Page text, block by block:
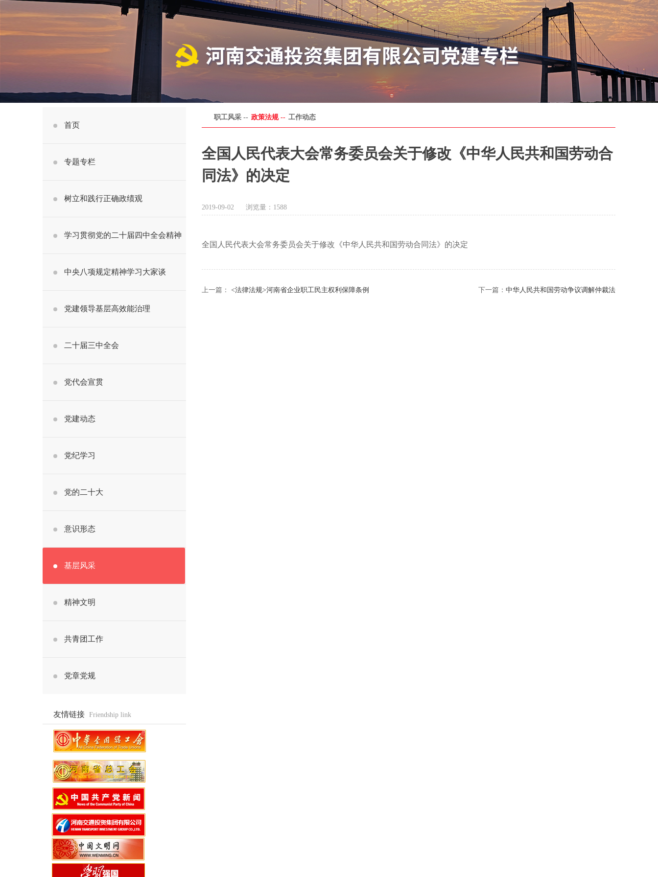
首页
专题专栏
树立和践行正确政绩观
学习贯彻党的二十届四中全会精神
中央八项规定精神学习大家谈
党建领导基层高效能治理
二十届三中全会
党代会宣贯
党建动态
党纪学习
党的二十大
意识形态
基层风采
精神文明
共青团工作
党章党规
友情链接 Friendship link
职工风采 -- 政策法规 -- 工作动态
全国人民代表大会常务委员会关于修改《中华人民共和国劳动合
同法》的决定
2019-09-02 浏览量： 1588
全国人民代表大会常务委员会关于修改《中华人民共和国劳动合同法》的决定
上一篇： <法律法规>河南省企业职工民主权利保障条例 下一篇： 中华人民共和国劳动争议调解仲裁法